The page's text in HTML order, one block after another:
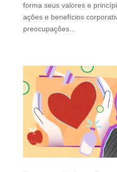
forma seus valores e
ações e benefícios
preocupações...